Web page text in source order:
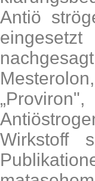
Antiö
Wirkstoff